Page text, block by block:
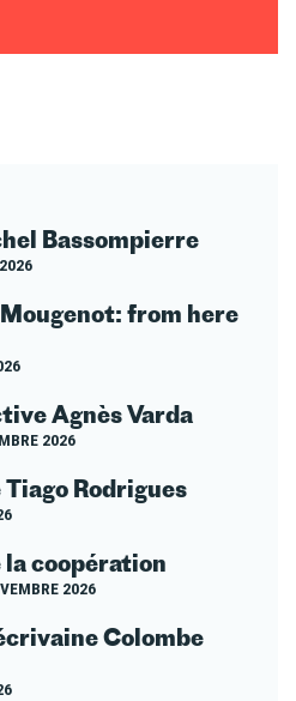
Bassompierre
from here
Agnès Varda
2026
Rodrigues
coopération
2026
Colombe